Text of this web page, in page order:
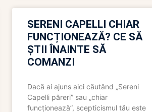
SERENI CAPELLI CHIAR
FUNCȚIONEAZĂ? CE SĂ
ȘTII ÎNAINTE SĂ
COMANZI
Dacă ai ajuns aici căutând „Sereni
Capelli păreri” sau „chiar
funcționează”, scepticismul tău este